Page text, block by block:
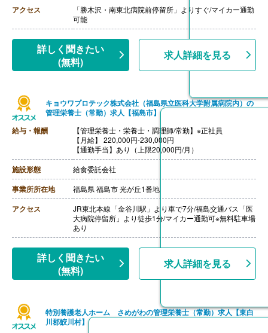
アクセス
「勝木沢・南東北病院前停留所」よりすぐ/マイカー通勤
可能
詳しく聞きたい
(無料)
求人詳細を見る
キョウワプロテック株式会社（福島県立医科大学附属病院内）の
管理栄養士（常勤）求人【福島市】
給与・報酬
【管理栄養士・栄養士・調理師/常勤】※正社員
【月給】 220,000円-230,000円
【通勤手当】あり（上限20,000円/月）
施設形態 給食委託会社
事業所所在地 福島県 福島市 光が丘1番地
アクセス
JR東北本線「金谷川駅」より車で7分/福島交通バス「医
大病院停留所」より徒歩1分/マイカー通勤可※無料駐車場
あり
詳しく聞きたい
(無料)
求人詳細を見る
特別養護老人ホーム さめがわの管理栄養士（常勤）求人【東白
川郡鮫川村】